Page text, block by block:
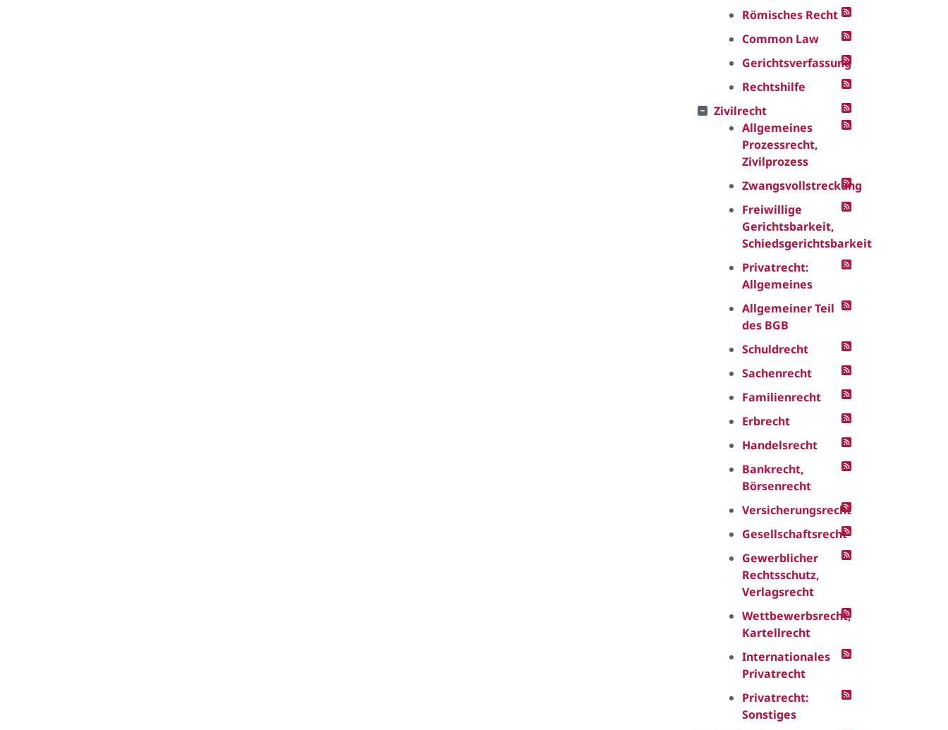
Römisches Recht
Common Law
Gerichtsverfassung
Rechtshilfe
Zivilrecht
Allgemeines
Prozessrecht,
Zivilprozess
Zwangsvollstreckung
Freiwillige
Gerichtsbarkeit,
Schiedsgerichtsbarkeit
Privatrecht:
Allgemeines
Allgemeiner Teil
des BGB
Schuldrecht
Sachenrecht
Familienrecht
Erbrecht
Handelsrecht
Bankrecht,
Börsenrecht
Versicherungsrecht
Gesellschaftsrecht
Gewerblicher
Rechtsschutz,
Verlagsrecht
Wettbewerbsrecht,
Kartellrecht
Internationales
Privatrecht
Privatrecht:
Sonstiges